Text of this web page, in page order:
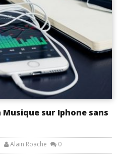
sur Iphone sans
Alain Roache 0